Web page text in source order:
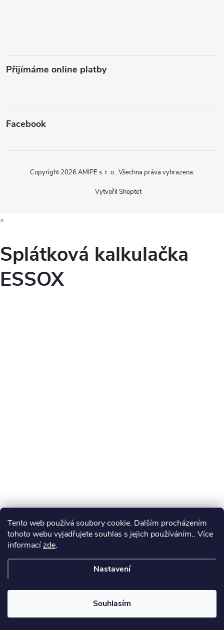
Tento web používá soubory cookie. Dalším procházením
tohoto webu vyjadřujete souhlas s jejich používáním.. Více
informacízde.
Nastavení
Souhlasím
Přijímáme online platby
Facebook
Vytvořil Shoptet
Copyright 2026 AMIPE s. r. o.. Všechna práva vyhrazena.
×
Splátková kalkulačka
ESSOX